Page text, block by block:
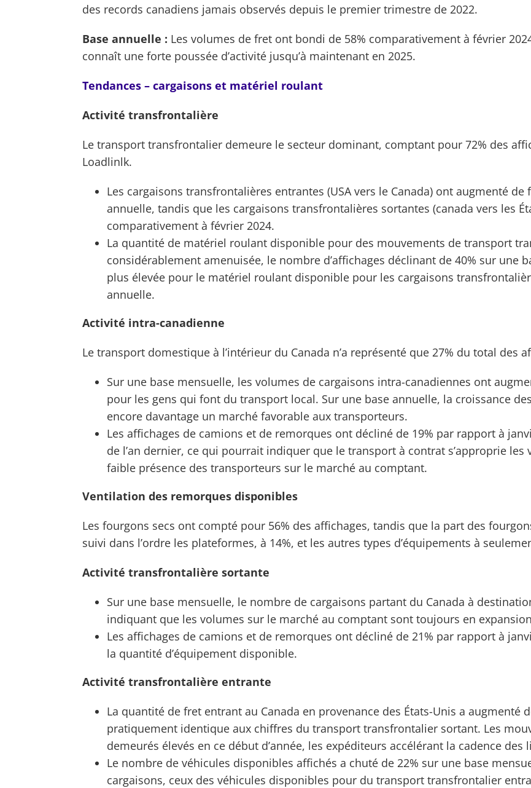
des records canadiens jamais observés depuis le premier trimestre de 2022.
Base annuelle : Les volumes de fret ont bondi de 58% comparativement à février
connaît une forte poussée d’activité jusqu’à maintenant en 2025.
Tendances – cargaisons et matériel roulant
Activité transfrontalière
Le transport transfrontalier demeure le secteur dominant, comptant pour 72% des
Loadlinlk.
Les cargaisons transfrontalières entrantes (USA vers le Canada) ont augmenté
annuelle, tandis que les cargaisons transfrontalières sortantes (canada vers les
comparativement à février 2024.
La quantité de matériel roulant disponible pour des mouvements de transport
considérablement amenuisée, le nombre d’affichages déclinant de 40% sur une
plus élevée pour le matériel roulant disponible pour les cargaisons
annuelle.
Activité intra-canadienne
Le transport domestique à l’intérieur du Canada n’a représenté que 27% du total des
Sur une base mensuelle, les volumes de cargaisons intra-canadiennes ont
pour les gens qui font du transport local. Sur une base annuelle, la croissance
encore davantage un marché favorable aux transporteurs.
Les affichages de camions et de remorques ont décliné de 19% par rapport à
de l’an dernier, ce qui pourrait indiquer que le transport à contrat s’approprie
faible présence des transporteurs sur le marché au comptant.
Ventilation des remorques disponibles
Les fourgons secs ont compté pour 56% des affichages, tandis que la part des
suivi dans l’ordre les plateformes, à 14%, et les autres types d’équipements à
Activité transfrontalière sortante
Sur une base mensuelle, le nombre de cargaisons partant du Canada à
indiquant que les volumes sur le marché au comptant sont toujours en
Les affichages de camions et de remorques ont décliné de 21% par rapport à
la quantité d’équipement disponible.
Activité transfrontalière entrante
La quantité de fret entrant au Canada en provenance des États-Unis a augmenté
pratiquement identique aux chiffres du transport transfrontalier sortant. Les
demeurés élevés en ce début d’année, les expéditeurs accélérant la cadence
Le nombre de véhicules disponibles affichés a chuté de 22% sur une base
cargaisons, ceux des véhicules disponibles pour du transport transfrontalier